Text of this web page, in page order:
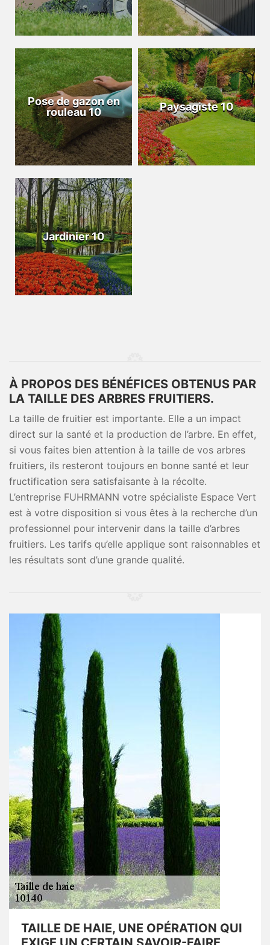
Pose de gazon en
rouleau 10
Paysagiste 10
Jardinier 10
À PROPOS DES BÉNÉFICES OBTENUS PAR
LA TAILLE DES ARBRES FRUITIERS.
La taille de fruitier est importante. Elle a un impact
direct sur la santé et la production de l’arbre. En effet,
si vous faites bien attention à la taille de vos arbres
fruitiers, ils resteront toujours en bonne santé et leur
fructification sera satisfaisante à la récolte.
L’entreprise FUHRMANN votre spécialiste Espace Vert
est à votre disposition si vous êtes à la recherche d’un
professionnel pour intervenir dans la taille d’arbres
fruitiers. Les tarifs qu’elle applique sont raisonnables et
les résultats sont d’une grande qualité.
TAILLE DE HAIE, UNE OPÉRATION QUI